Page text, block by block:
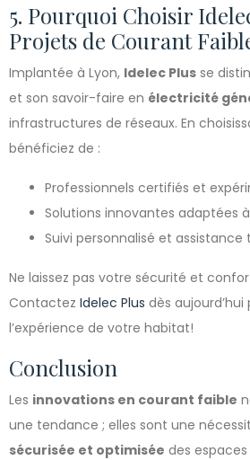
5. Pourquoi Choisir
Projets de Courant
Implantée à Lyon, Idelec Plus se
et son savoir-faire en électricité
infrastructures de réseaux. En
bénéficiez de :
Professionnels certifiés et
Solutions innovantes adaptées
Suivi personnalisé et
Ne laissez pas votre sécurité et
Contactez Idelec Plus dès
l’expérience de votre habitat!
Conclusion
Les innovations en courant faible
une tendance ; elles sont une
sécurisée et optimisée des